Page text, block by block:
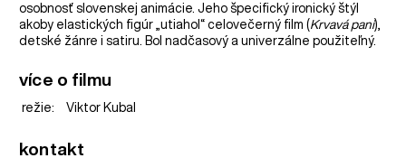
osobnosť slovenskej animácie. Jeho špecifický ironický štýl
akoby elastických figúr „utiahol“ celovečerný film (Krvavá pani),
detské žánre i satiru. Bol nadčasový a univerzálne použiteľný.
více o filmu
režie: Viktor Kubal
kontakt